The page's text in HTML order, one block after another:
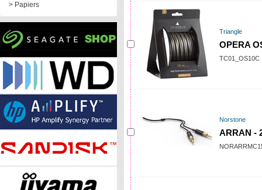
> Papiers
Triangle
OPERA
TC01_OS10C
Norstone
ARRAN -